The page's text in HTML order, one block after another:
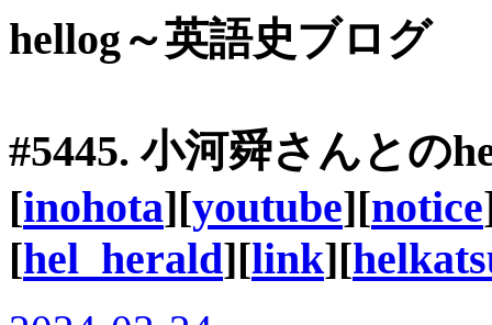
hellog～英語史ブログ
#5445. 小河舜さんとの
[inohota][youtube][notice
[hel_herald][link][